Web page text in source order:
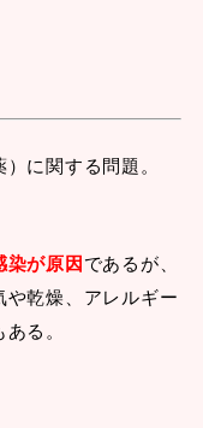
に関する問題。
染が原因であるが、
や乾燥、アレルギー
る。